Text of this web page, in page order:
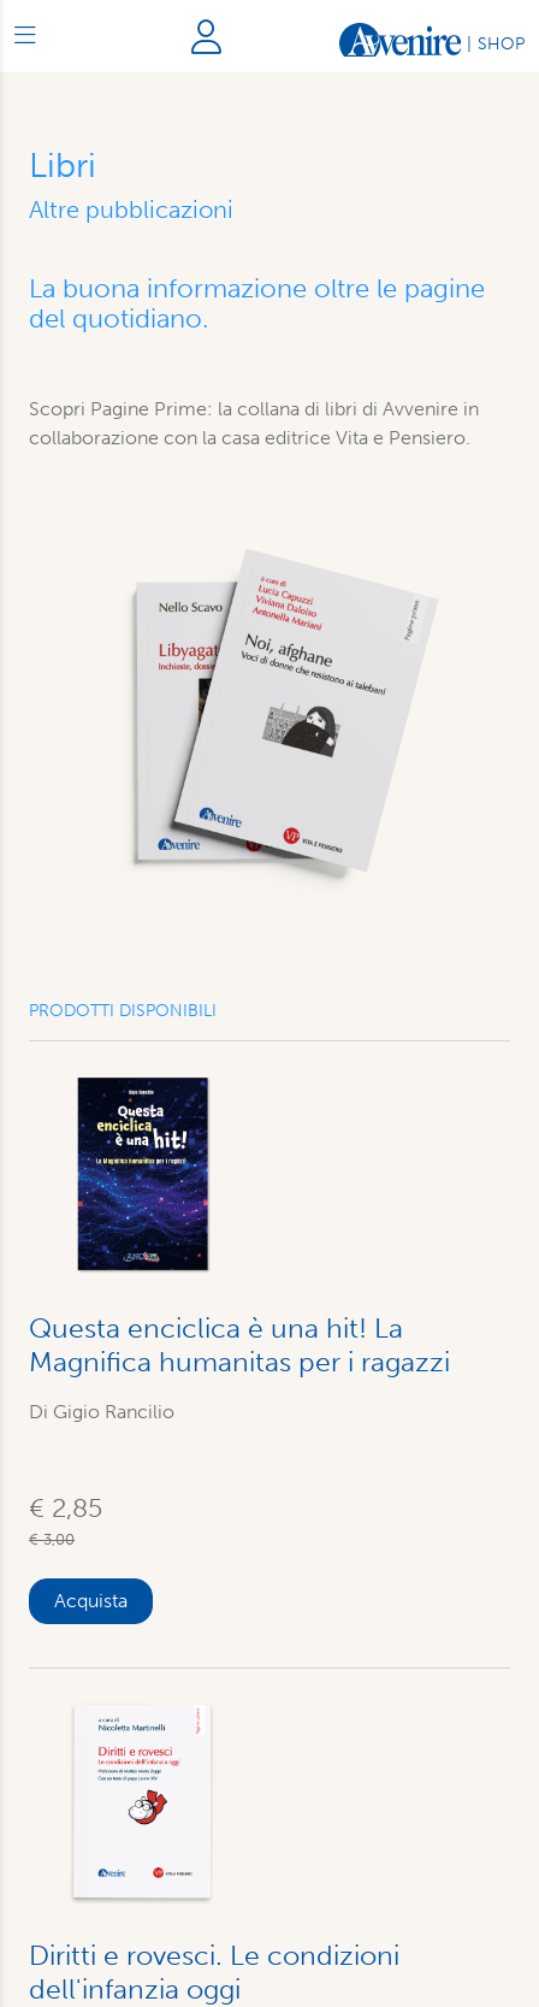
SHOP
Libri
Altre pubblicazioni
La buona informazione oltre le pagine
del quotidiano.
Scopri Pagine Prime: la collana di libri di Avvenire in
collaborazione con la casa editrice Vita e Pensiero.
PRODOTTI DISPONIBILI
Questa enciclica è una hit! La
Magnifica humanitas per i ragazzi
Di Gigio Rancilio
€ 2,85
€ 3,00
Acquista
Diritti e rovesci. Le condizioni
dell'infanzia oggi